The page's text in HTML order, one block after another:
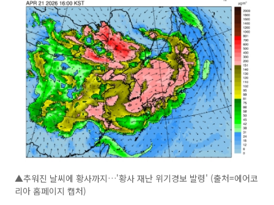
▲추워진 날씨에 황사까지…'황사 재난 위기경보 발령' (출처=에어코
리아 홈페이지 캡처)